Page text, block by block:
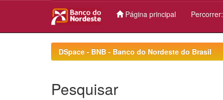
Página principal Percorrer:
DSpace - BNB - Banco do Nordeste do Brasil
Pesquisar